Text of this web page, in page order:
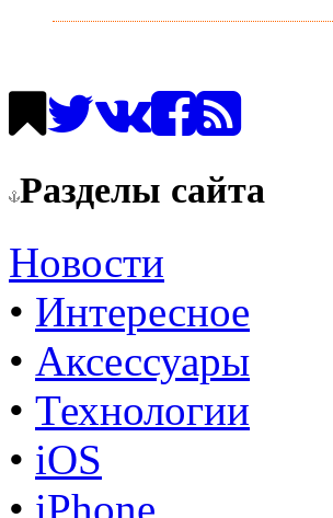
Разделы сайта
Новости
• Интересное
• Аксессуары
• Технологии
• iOS